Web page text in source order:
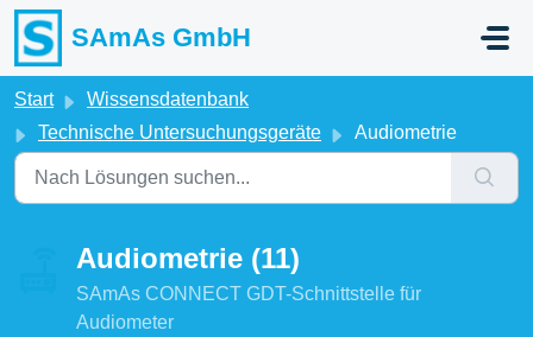
Zum hauptsächlichen Inhalt gehen
SAmAs GmbH
Start
Wissensdatenbank
Technische Untersuchungsgeräte
Audiometrie
Audiometrie (11)
SAmAs CONNECT GDT-Schnittstelle für
Audiometer